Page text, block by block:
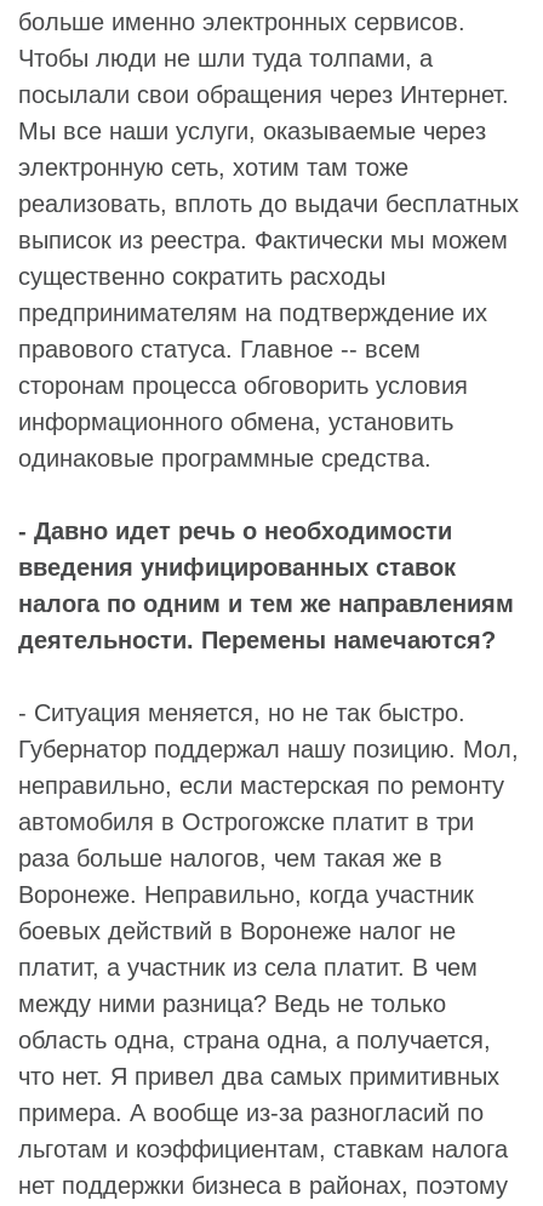
больше именно электронных сервисов.
Чтобы люди не шли туда толпами, а
посылали свои обращения через Интернет.
Мы все наши услуги, оказываемые через
электронную сеть, хотим там тоже
реализовать, вплоть до выдачи бесплатных
выписок из реестра. Фактически мы можем
существенно сократить расходы
предпринимателям на подтверждение их
правового статуса. Главное -- всем
сторонам процесса обговорить условия
информационного обмена, установить
одинаковые программные средства.
- Давно идет речь о необходимости
введения унифицированных ставок
налога по одним и тем же направлениям
деятельности. Перемены намечаются?
- Ситуация меняется, но не так быстро.
Губернатор поддержал нашу позицию. Мол,
неправильно, если мастерская по ремонту
автомобиля в Острогожске платит в три
раза больше налогов, чем такая же в
Воронеже. Неправильно, когда участник
боевых действий в Воронеже налог не
платит, а участник из села платит. В чем
между ними разница? Ведь не только
область одна, страна одна, а получается,
что нет. Я привел два самых примитивных
примера. А вообще из-за разногласий по
льготам и коэффициентам, ставкам налога
нет поддержки бизнеса в районах, поэтому